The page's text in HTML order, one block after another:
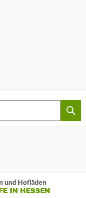
und Hofläden
IN HESSEN